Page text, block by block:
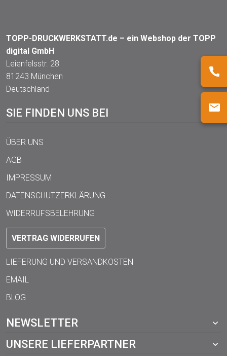
TOPP-DRUCKWERKSTATT.de – ein Webshop der TOPP
digital GmbH
Leienfelsstr. 28
81243 München
Deutschland
SIE FINDEN UNS BEI
ÜBER UNS
AGB
IMPRESSUM
DATENSCHUTZERKLÄRUNG
WIDERRUFSBELEHRUNG
VERTRAG WIDERRUFEN
LIEFERUNG UND VERSANDKOSTEN
EMAIL
BLOG
NEWSLETTER
UNSERE LIEFERPARTNER